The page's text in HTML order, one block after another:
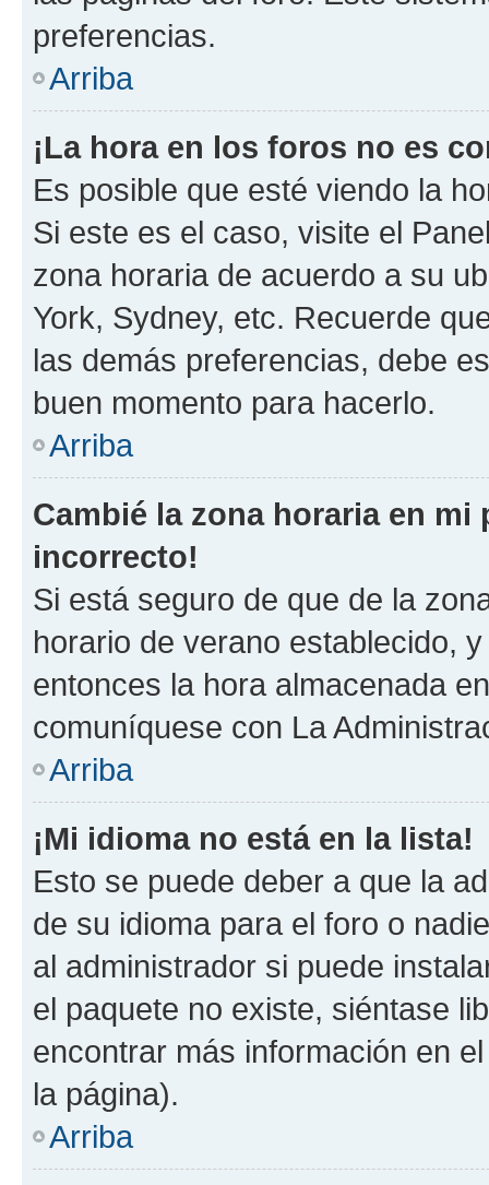
preferencias.
Arriba
¡La hora en los foros no es
Es posible que esté viendo la
Si este es el caso, visite el
zona horaria de acuerdo a su
York, Sydney, etc. Recuerde
las demás preferencias, debe
buen momento para hacerlo.
Arriba
Cambié la zona horaria en
incorrecto!
Si está seguro de que de la
horario de verano establecido,
entonces la hora almacenada
comuníquese con La
Arriba
¡Mi idioma no está en la lista!
Esto se puede deber a que la
de su idioma para el foro o
al administrador si puede
el paquete no existe, siéntase
encontrar más información en
la página).
Arriba